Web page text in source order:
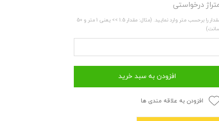
درخواستی
مقدار را برحسب متر وارد نمایید. (مثال: مقدار 1.5 >> یعنی 1 متر و 50
افزودن به سبد خرید
افزودن به علاقه مندی ها